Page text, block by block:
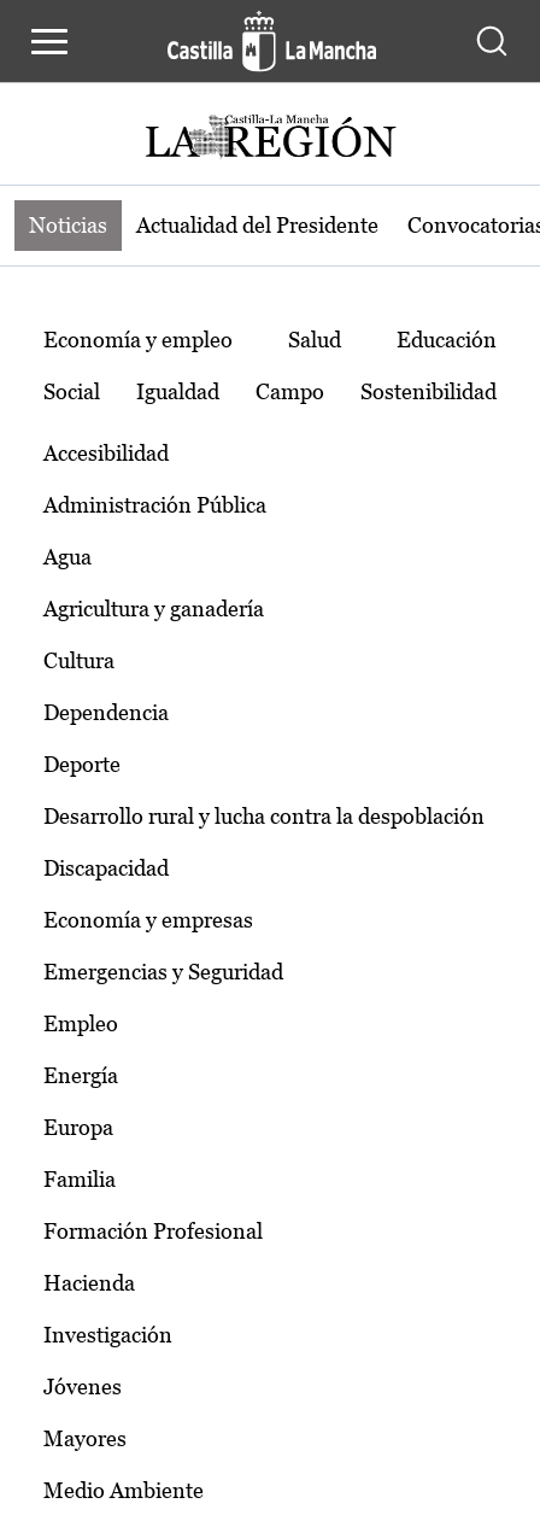
Noticias de la región de Castilla-La
Noticias Actualidad del Presidente
Temas
Economía y empleo Salud Educación
Social Igualdad Campo Sostenibilidad
Accesibilidad
Administración Pública
Agua
Agricultura y ganadería
Cultura
Dependencia
Deporte
Desarrollo rural y lucha contra la despoblación
Discapacidad
Economía y empresas
Emergencias y Seguridad
Empleo
Energía
Europa
Familia
Formación Profesional
Hacienda
Investigación
Jóvenes
Mayores
Medio Ambiente